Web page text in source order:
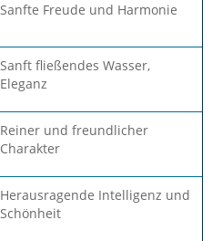
Sanfte Freude und Harmonie
Sanft fließendes Wasser,
Eleganz
Reiner und freundlicher
Charakter
Herausragende Intelligenz und
Schönheit